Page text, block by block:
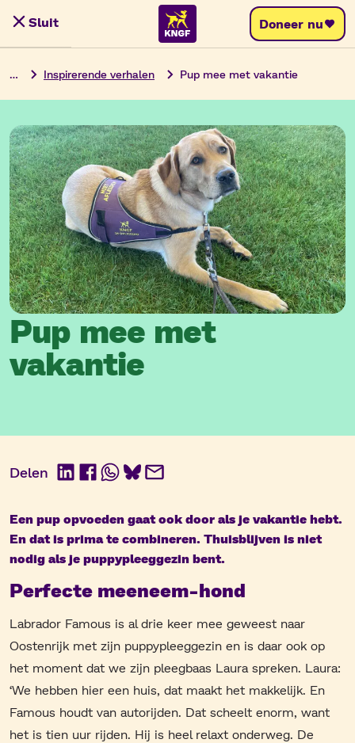
naar
inhoud
Menu Doneer nu
Sluit
… Inspirerende verhalen Pup mee met vakantie
Pup mee met
vakantie
Delen
LinkedIn
Facebook
WhatsApp
BlueSky
E-
Een pup opvoeden gaat ook door als je vakantie hebt.
En dat is prima te combineren. Thuisblijven is niet
nodig als je puppypleeggezin bent.
Perfecte meeneem-hond
Labrador Famous is al drie keer mee geweest naar
Oostenrijk met zijn puppypleeggezin en is daar ook op
het moment dat we zijn pleegbaas Laura spreken. Laura:
‘We hebben hier een huis, dat maakt het makkelijk. En
Famous houdt van autorijden. Dat scheelt enorm, want
het is tien uur rijden. Hij is heel relaxt onderweg. De